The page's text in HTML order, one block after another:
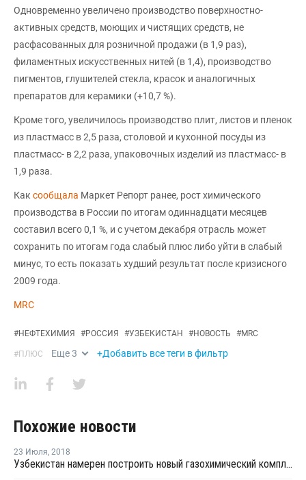
Одновременно увеличено производство поверхностно-
активных средств, моющих и чистящих средств, не
расфасованных для розничной продажи (в 1,9 раз),
филаментных искусственных нитей (в 1,4), производство
пигментов, глушителей стекла, красок и аналогичных
препаратов для керамики (+10,7 %).
Кроме того, увеличилось производство плит, листов и пленок
из пластмасс в 2,5 раза, столовой и кухонной посуды из
пластмасс- в 2,2 раза, упаковочных изделий из пластмасс- в
1,9 раза.
Как сообщала Маркет Репорт ранее, рост химического
производства в России по итогам одиннадцати месяцев
составил всего 0,1 %, и с учетом декабря отрасль может
сохранить по итогам года слабый плюс либо уйти в слабый
минус, то есть показать худший результат после кризисного
2009 года.
MRC
#НЕФТЕХИМИЯ #РОССИЯ #УЗБЕКИСТАН #НОВОСТЬ #MRC
#ПЛЮС Еще3 +Добавить все теги в фильтр
Похожие новости
23 Июля, 2018
Узбекистан намерен построить новый газохимический комплекс